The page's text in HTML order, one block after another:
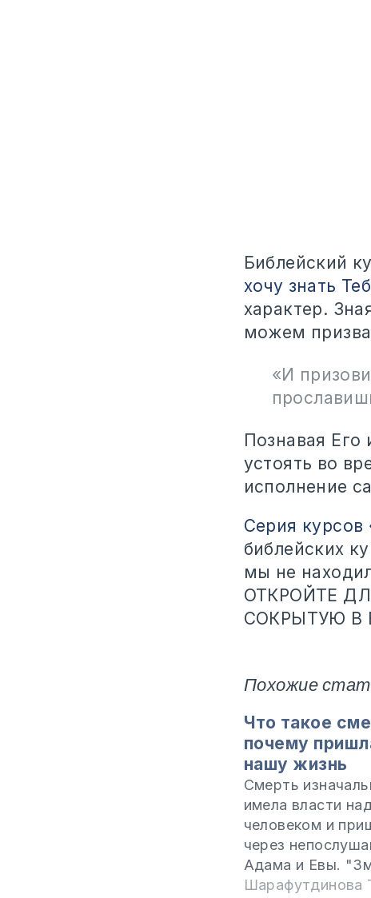
Библейский
хочу знать
характер.
можем
«И
Познавая Его
устоять во
исполнение
Серия курсов
библейских
мы не
ОТКРОЙТЕ
СОКРЫТУЮ В
Похожие
Что такое
почему
нашу жизнь
Смерть
имела власти
человеком и
через
Адама и Евы.
хитрее всех
Шарафутдинова